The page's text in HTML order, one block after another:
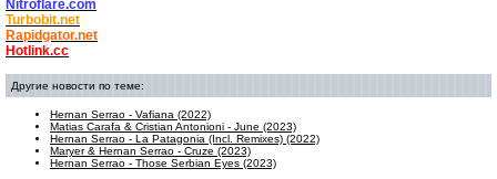
Nitroflare.com
Turbobit.net
Rapidgator.net
Hotlink.cc
Другие новости по теме:
Hernan Serrao - Vafiana (2022)
Matias Carafa & Cristian Antonioni - June (2023)
Hernan Serrao - La Patagonia (Incl. Remixes) (2022)
Maryer & Hernan Serrao - Cruze (2023)
Hernan Serrao - Those Serbian Eyes (2023)